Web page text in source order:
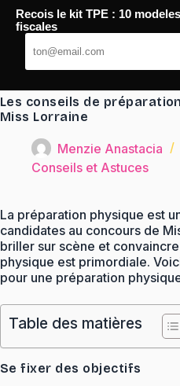
Passer
contenu
TaqTaq
Les conseils de
Miss Lorraine
Menzie Anastacia
Conseils et Astuces
La préparation physique est
candidates au concours de
briller sur scène et
physique est primordiale.
pour une préparation
Table des matières
Se fixer des objectifs
Recois le kit TPE : 10
fiscales